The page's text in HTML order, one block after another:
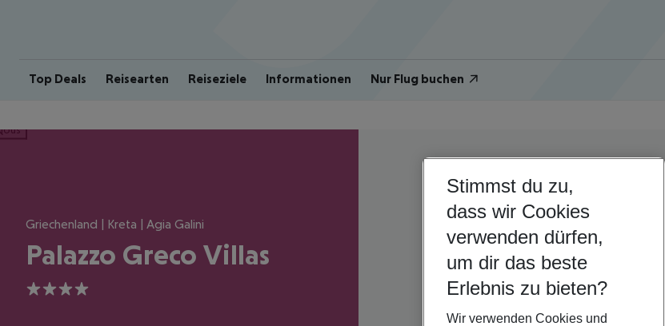
Top Deals Reisearten Reiseziele Informationen Nur Flug buchen
Griechenland | Kreta | Agia Galini
Palazzo Greco Villas
4
Stimmst du zu,
dass wir Cookies
verwenden dürfen,
um dir das beste
Erlebnis zu bieten?
Wir verwenden Cookies und